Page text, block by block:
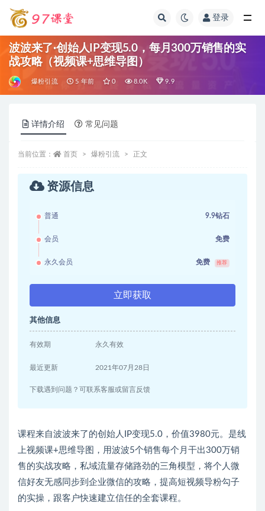
登录
波波来了·创始人IP变现5.0，每月300万销售的实
战攻略（视频课+思维导图）
爆粉引流 5 年前 0 8.0K 9.9
详情介绍 常见问题
当前位置： 首页 爆粉引流 正文
资源信息
普通 9.9钻石
会员 免费
永久会员 免费 推荐
立即获取
其他信息
有效期 永久有效
最近更新 2021年07月28日
下载遇到问题？可联系客服或留言反馈
课程来自波波来了的创始人IP变现5.0，价值3980元。是线
上视频课+思维导图，用波波5个销售每个月干出300万销
售的实战攻略，私域流量存储路劲的三角模型，将个人微
信好友无感同步到企业微信的攻略，提高短视频导粉勾子
的实操，跟客户快速建立信任的全套课程。